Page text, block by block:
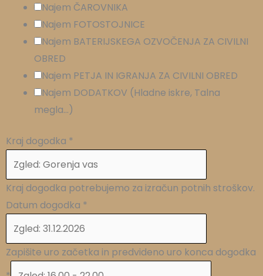
Najem ČAROVNIKA
Najem FOTOSTOJNICE
Najem BATERIJSKEGA OZVOČENJA ZA CIVILNI
OBRED
Najem PETJA IN IGRANJA ZA CIVILNI OBRED
Najem DODATKOV (Hladne iskre, Talna
megla...)
Kraj dogodka *
Kraj dogodka potrebujemo za izračun potnih stroškov.
Datum dogodka *
Zapišite uro začetka in predvideno uro konca dogodka